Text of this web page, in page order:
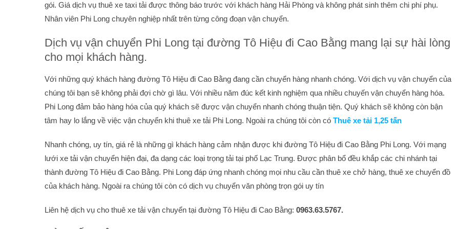
gói. Giá dịch vụ thuê xe taxi tải được thông báo trước với khách hàng Hải Phòng và không phát sinh thêm chi phí phụ.
Nhân viên Phi Long chuyên nghiệp nhất trên từng công đoạn vận chuyển.
Dịch vụ vận chuyển Phi Long tại đường Tô Hiệu đi Cao Bằng mang lại sự hài lòng
cho mọi khách hàng.
Với những quý khách hàng đường Tô Hiệu đi Cao Bằng đang cần chuyển hàng nhanh chóng. Với dịch vụ vận chuyển của
chúng tôi bạn sẽ không phải đợi chờ gì lâu. Với nhiều năm đúc kết kinh nghiệm qua nhiều chuyến vận chuyển hàng hóa.
Phi Long đảm bảo hàng hóa của quý khách sẽ được vận chuyển nhanh chóng thuận tiện. Quý khách sẽ không còn bận
tâm hay lo lắng về việc vận chuyển khi thuê xe tải Phi Long. Ngoài ra chúng tôi còn có Thuê xe tải 1,25 tấn
Nhanh chóng, uy tín, giá rẻ là những gì khách hàng cảm nhận được khi đường Tô Hiệu đi Cao Bằng Phi Long. Với mạng
lưới xe tải vận chuyển hiện đại, đa dạng các loại trọng tải tại phố Lạc Trung. Được phân bổ đều khắp các chi nhánh tại
thành đường Tô Hiệu đi Cao Bằng. Phi Long đáp ứng nhanh chóng mọi nhu cầu cần thuê xe chở hàng, thuê xe chuyển đồ
của khách hàng. Ngoài ra chúng tôi còn có dịch vụ chuyển văn phòng trọn gói uy tín
Liên hệ dịch vụ cho thuê xe tải vận chuyển tại đường Tô Hiệu đi Cao Bằng: 0963.63.5767.